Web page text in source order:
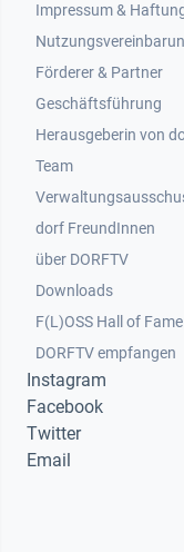
Impressum &
Footer 2
Förderer & Partner
Geschäftsführung
Herausgeberin von
Team
dorf FreundInnen
Footer 3
über DORFTV
Downloads
F(L)OSS Hall of Fame
Footer 4
DORFTV empfangen
Instagram
Facebook
Twitter
Email